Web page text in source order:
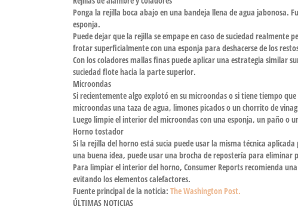
Ponga la rejilla boca abajo en una bandeja llena de agua jabonosa.
esponja.
Puede dejar que la rejilla se empape en caso de suciedad
frotar superficialmente con una esponja para deshacerse de los
Con los coladores mallas finas puede aplicar una estrategia similar
suciedad flote hacia la parte superior.
Microondas
Si recientemente algo explotó en su microondas o si tiene tiempo
microondas una taza de agua, limones picados o un chorrito de
Luego limpie el interior del microondas con una esponja, un paño o
Horno tostador
Si la rejilla del horno está sucia puede usar la misma técnica
una buena idea, puede usar una brocha de repostería para eliminar
Para limpiar el interior del horno, Consumer Reports recomienda
evitando los elementos calefactores.
Fuente principal de la noticia: The Washington Post.
ÚLTIMAS NOTICIAS